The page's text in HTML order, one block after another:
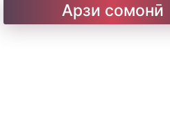
Барои хатмкунанда
Арзи сомонӣ